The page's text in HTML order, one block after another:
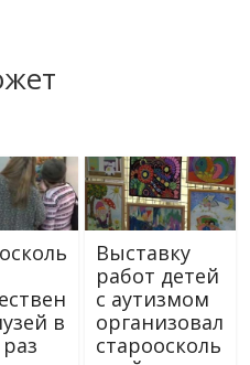
в
Выставку
работ детей
с аутизмом
организовал
староосколь